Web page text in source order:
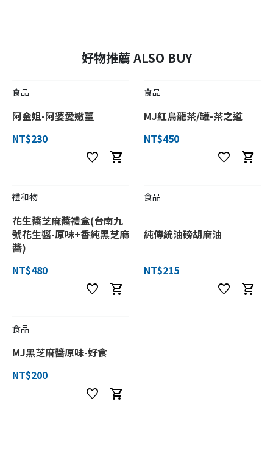
好物推薦 ALSO BUY
食品
阿金姐-阿婆愛嫩薑
NT$230
favorite shopping_cart
食品
MJ紅烏龍茶/罐-茶之道
NT$450
favorite shopping_cart
禮和物
花生醬芝麻醬禮盒(台南九
號花生醬-原味+香純黑芝麻
醬)
NT$480
favorite shopping_cart
食品
純傳統油磅胡麻油
NT$215
favorite shopping_cart
食品
MJ黑芝麻醬原味-好食
NT$200
favorite shopping_cart